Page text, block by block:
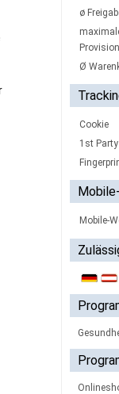
ø
Ø
Cookie
1st
Mobile-